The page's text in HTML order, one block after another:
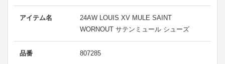
アイテム名
24AW LOUIS XV MULE SAINT
WORNOUT サテンミュール シューズ
品番 807285